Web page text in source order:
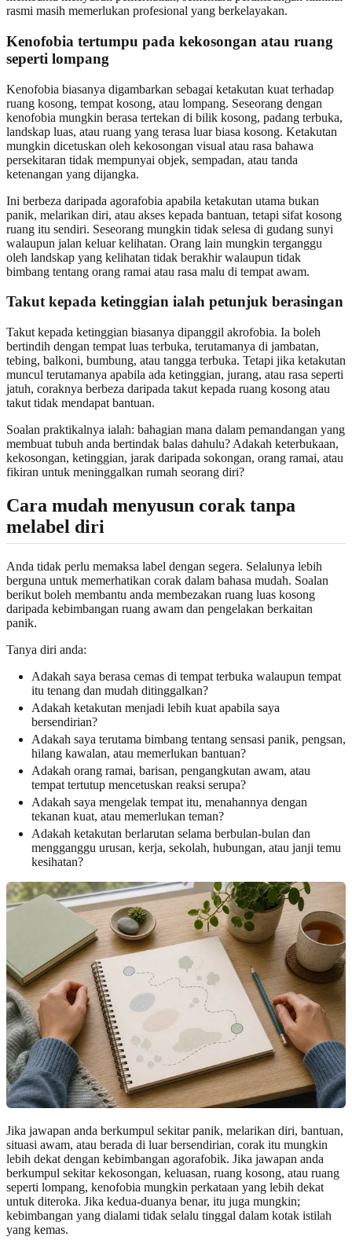
rasmi masih memerlukan profesional yang berkelayakan.
Kenofobia tertumpu pada kekosongan atau ruang
seperti lompang
Kenofobia biasanya digambarkan sebagai ketakutan kuat terhadap
ruang kosong, tempat kosong, atau lompang. Seseorang dengan
kenofobia mungkin berasa tertekan di bilik kosong, padang terbuka,
landskap luas, atau ruang yang terasa luar biasa kosong. Ketakutan
mungkin dicetuskan oleh kekosongan visual atau rasa bahawa
persekitaran tidak mempunyai objek, sempadan, atau tanda
ketenangan yang dijangka.
Ini berbeza daripada agorafobia apabila ketakutan utama bukan
panik, melarikan diri, atau akses kepada bantuan, tetapi sifat kosong
ruang itu sendiri. Seseorang mungkin tidak selesa di gudang sunyi
walaupun jalan keluar kelihatan. Orang lain mungkin terganggu
oleh landskap yang kelihatan tidak berakhir walaupun tidak
bimbang tentang orang ramai atau rasa malu di tempat awam.
Takut kepada ketinggian ialah petunjuk berasingan
Takut kepada ketinggian biasanya dipanggil akrofobia. Ia boleh
bertindih dengan tempat luas terbuka, terutamanya di jambatan,
tebing, balkoni, bumbung, atau tangga terbuka. Tetapi jika ketakutan
muncul terutamanya apabila ada ketinggian, jurang, atau rasa seperti
jatuh, coraknya berbeza daripada takut kepada ruang kosong atau
takut tidak mendapat bantuan.
Soalan praktikalnya ialah: bahagian mana dalam pemandangan yang
membuat tubuh anda bertindak balas dahulu? Adakah keterbukaan,
kekosongan, ketinggian, jarak daripada sokongan, orang ramai, atau
fikiran untuk meninggalkan rumah seorang diri?
Cara mudah menyusun corak tanpa
melabel diri
Anda tidak perlu memaksa label dengan segera. Selalunya lebih
berguna untuk memerhatikan corak dalam bahasa mudah. Soalan
berikut boleh membantu anda membezakan ruang luas kosong
daripada kebimbangan ruang awam dan pengelakan berkaitan
panik.
Tanya diri anda:
Adakah saya berasa cemas di tempat terbuka walaupun tempat
itu tenang dan mudah ditinggalkan?
Adakah ketakutan menjadi lebih kuat apabila saya
bersendirian?
Adakah saya terutama bimbang tentang sensasi panik, pengsan,
hilang kawalan, atau memerlukan bantuan?
Adakah orang ramai, barisan, pengangkutan awam, atau
tempat tertutup mencetuskan reaksi serupa?
Adakah saya mengelak tempat itu, menahannya dengan
tekanan kuat, atau memerlukan teman?
Adakah ketakutan berlarutan selama berbulan-bulan dan
mengganggu urusan, kerja, sekolah, hubungan, atau janji temu
kesihatan?
Jika jawapan anda berkumpul sekitar panik, melarikan diri, bantuan,
situasi awam, atau berada di luar bersendirian, corak itu mungkin
lebih dekat dengan kebimbangan agorafobik. Jika jawapan anda
berkumpul sekitar kekosongan, keluasan, ruang kosong, atau ruang
seperti lompang, kenofobia mungkin perkataan yang lebih dekat
untuk diteroka. Jika kedua-duanya benar, itu juga mungkin;
kebimbangan yang dialami tidak selalu tinggal dalam kotak istilah
yang kemas.